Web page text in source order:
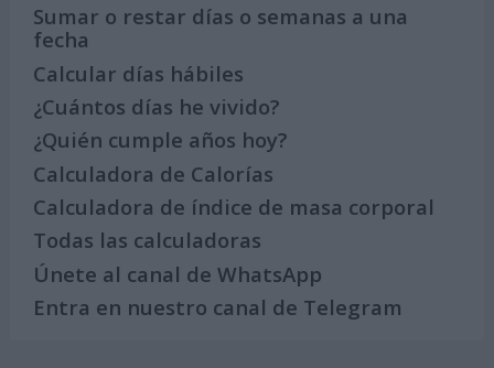
Sumar o restar días o semanas a una
fecha
Calcular días hábiles
¿Cuántos días he vivido?
¿Quién cumple años hoy?
Calculadora de Calorías
Calculadora de índice de masa corporal
Todas las calculadoras
Únete al canal de WhatsApp
Entra en nuestro canal de Telegram